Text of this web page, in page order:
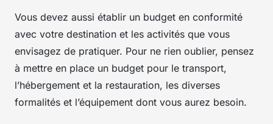
Vous devez aussi établir un budget en conformité
avec votre destination et les activités que vous
envisagez de pratiquer. Pour ne rien oublier, pensez
à mettre en place un budget pour le transport,
l’hébergement et la restauration, les diverses
formalités et l’équipement dont vous aurez besoin.